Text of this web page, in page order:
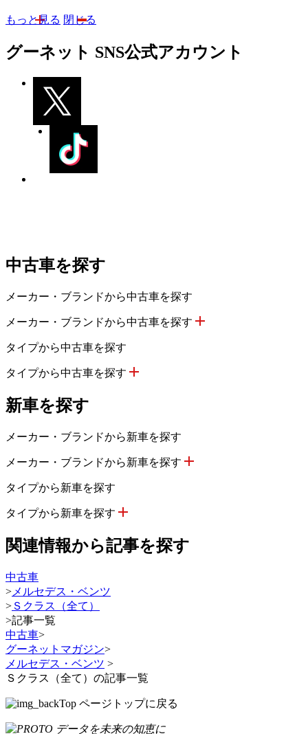
もっと見る 閉じる
グーネット SNS公式アカウント
中古車を探す
メーカー・ブランドから中古車を探す
メーカー・ブランドから中古車を探す
タイプから中古車を探す
タイプから中古車を探す
新車を探す
メーカー・ブランドから新車を探す
メーカー・ブランドから新車を探す
タイプから新車を探す
タイプから新車を探す
関連情報から記事を探す
中古車
> メルセデス・ベンツ
> Ｓクラス（全て）
>記事一覧
中古車>
グーネットマガジン>
メルセデス・ベンツ >
Ｓクラス（全て）の記事一覧
ページトップに戻る